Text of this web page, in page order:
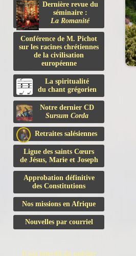
Dernière revue du
séminaire :
La Romanité
Conférence de M. Pichot
sur les racines chrétiennes
de la civilisation
européenne
La spiritualité
du chant grégorien
Notre dernier CD
Sursum Corda
Retraites salésiennes
Ligue des saints Cœurs
de Jésus, Marie et Joseph
Approbation définitive
des Constitutions
Nos missions en Afrique
Nouvelles par courriel
Il est interdit de publier